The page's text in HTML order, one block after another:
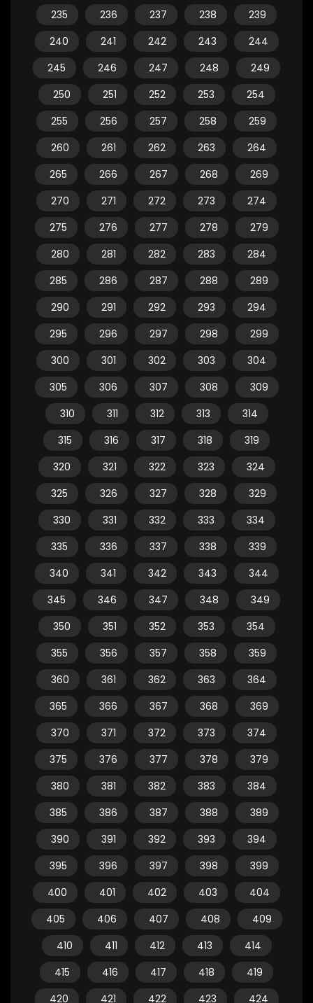
235
236 237 238
239
240
241 242 243
244
245
246 247 248
249
250
251 252 253
254
255
256 257 258
259
260
261 262 263
264
265
266 267 268
269
270
271 272 273
274
275
276 277 278
279
280
281 282 283
284
285
286 287 288
289
290
291 292 293
294
295
296 297 298
299
300
301 302 303
304
305
306 307 308
309
310
311 312 313
314
315
316 317 318
319
320
321 322 323
324
325
326 327 328
329
330
331 332 333
334
335
336 337 338
339
340
341 342 343
344
345
346 347 348
349
350
351 352 353
354
355
356 357 358
359
360
361 362 363
364
365
366 367 368
369
370
371 372 373
374
375
376 377 378
379
380
381 382 383
384
385
386 387 388
389
390
391 392 393
394
395
396 397 398
399
400
401 402 403
404
405
406 407 408
409
410
411 412 413
414
415
416 417 418
419
420
421 422 423 424